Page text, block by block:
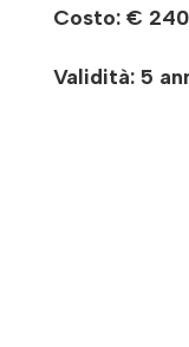
Costo: €
Validità: 5